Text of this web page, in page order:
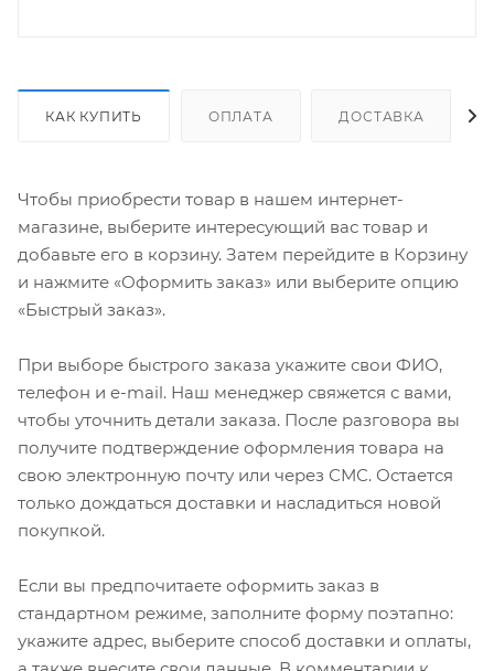
КАК КУПИТЬ ОПЛАТА ДОСТАВКА
Чтобы приобрести товар в нашем интернет-
магазине, выберите интересующий вас товар и
добавьте его в корзину. Затем перейдите в Корзину
и нажмите «Оформить заказ» или выберите опцию
«Быстрый заказ».
При выборе быстрого заказа укажите свои ФИО,
телефон и e-mail. Наш менеджер свяжется с вами,
чтобы уточнить детали заказа. После разговора вы
получите подтверждение оформления товара на
свою электронную почту или через СМС. Остается
только дождаться доставки и насладиться новой
покупкой.
Если вы предпочитаете оформить заказ в
стандартном режиме, заполните форму поэтапно:
укажите адрес, выберите способ доставки и оплаты,